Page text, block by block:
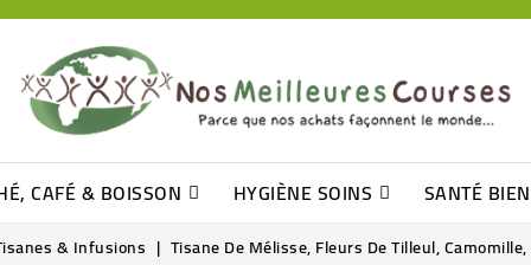
CAFÉ & BOISSON HYGIÈNE SOINS SANTÉ
& Infusions
Tisane De Mélisse, Fleurs De Tilleul,